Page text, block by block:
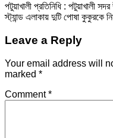
পটুয়াখালী প্রতিনিধি : পটুয়াখালী
স্ট্যান্ড এলাকায় দুটি পোষা কুকুরকে
Leave a Reply
Your email address will
marked *
Comment*